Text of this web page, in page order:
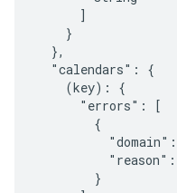
      ]
    }
  },
  "calendars": {
(key) : {
      "errors": [
        {
          "domain":
          "reason":
        }